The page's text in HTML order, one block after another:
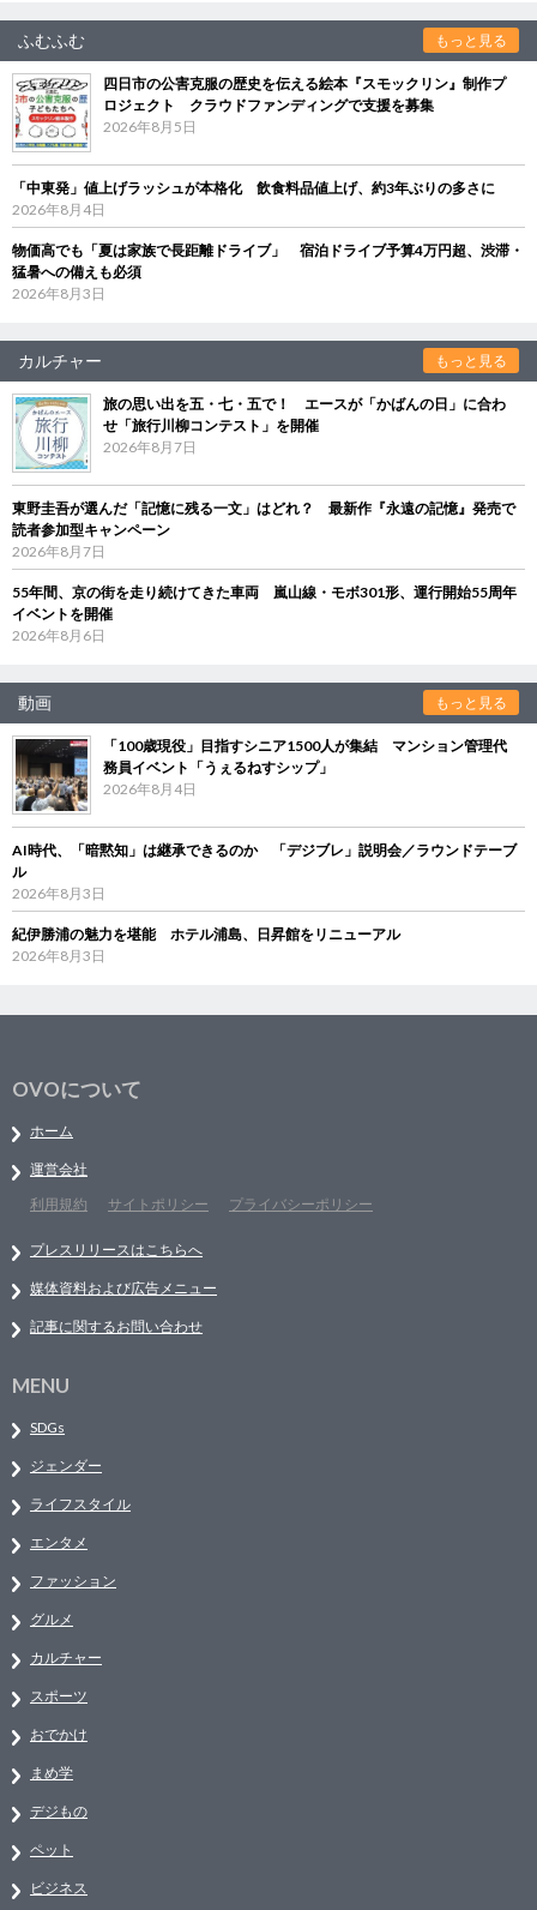
ふむふむ もっと見る
四日市の公害克服の歴史を伝える絵本『スモックリン』制作プ
ロジェクト クラウドファンディングで支援を募集
2026年8月5日
「中東発」値上げラッシュが本格化 飲食料品値上げ、約3年ぶりの多さに
2026年8月4日
物価高でも「夏は家族で長距離ドライブ」 宿泊ドライブ予算4万円超、渋滞・
猛暑への備えも必須
2026年8月3日
カルチャー もっと見る
旅の思い出を五・七・五で！ エースが「かばんの日」に合わ
せ「旅行川柳コンテスト」を開催
2026年8月7日
東野圭吾が選んだ「記憶に残る一文」はどれ？ 最新作『永遠の記憶』発売で
読者参加型キャンペーン
2026年8月7日
55年間、京の街を走り続けてきた車両 嵐山線・モボ301形、運行開始55周年
イベントを開催
2026年8月6日
動画 もっと見る
「100歳現役」目指すシニア1500人が集結 マンション管理代
務員イベント「うぇるねすシップ」
2026年8月4日
AI時代、「暗黙知」は継承できるのか 「デジブレ」説明会／ラウンドテーブ
ル
2026年8月3日
紀伊勝浦の魅力を堪能 ホテル浦島、日昇館をリニューアル
2026年8月3日
OVOについて
ホーム
運営会社
利用規約
サイトポリシー プライバシーポリシー
プレスリリースはこちらへ
媒体資料および広告メニュー
記事に関するお問い合わせ
MENU
SDGs
ジェンダー
ライフスタイル
エンタメ
ファッション
グルメ
カルチャー
スポーツ
おでかけ
まめ学
デジもの
ペット
ビジネス